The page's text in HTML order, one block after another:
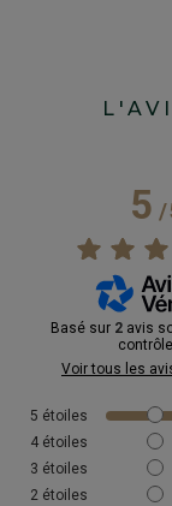
5/
Basé sur 2 avis
contrôle
Voir tous les
5 étoiles
4 étoiles
3 étoiles
2 étoiles